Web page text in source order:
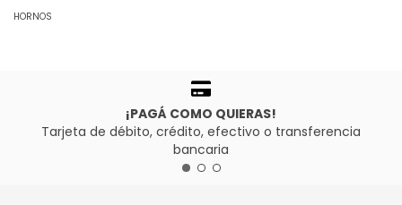
HORNOS
¡PAGÁ COMO QUIERAS!
Tarjeta de débito, crédito, efectivo o transferencia
bancaria